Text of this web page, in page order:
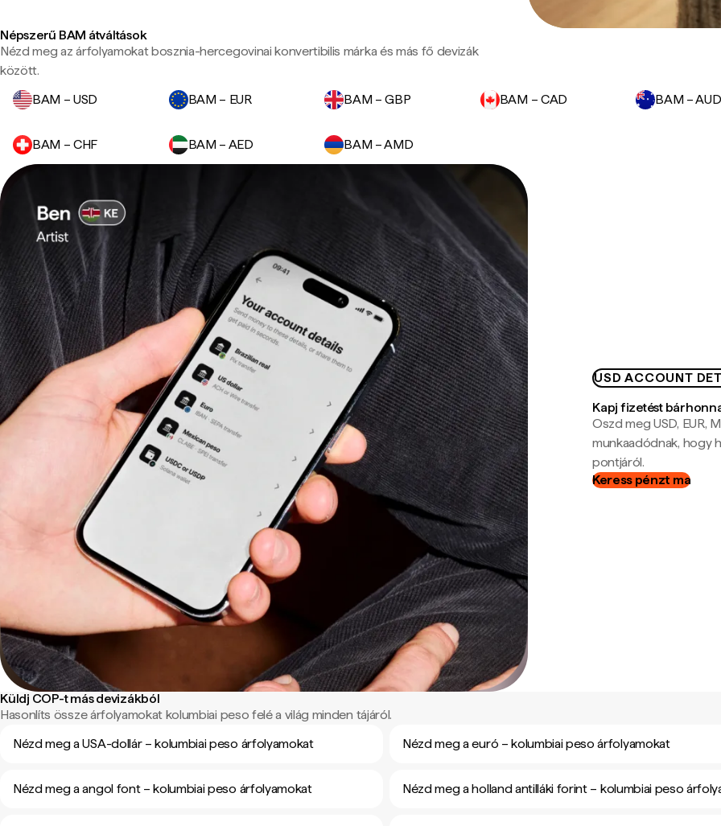
Népszerű BAM átváltások
Nézd meg az árfolyamokat bosznia-hercegovinai konvertibilis márka és más fő devizák
között.
BAM – USD
BAM – EUR BAM – GBP BAM – CAD BAM – AUD
BAM – CHF BAM – AED BAM – AMD
USD ACCOUNT
Kapj fizetést
Oszd meg USD, EUR,
munkaadódnak, hogy
pontjáról.
Keress pénzt ma
Küldj COP-t más devizákból
Hasonlíts össze árfolyamokat kolumbiai peso felé a világ minden tájáról.
Nézd meg a USA-dollár – kolumbiai peso árfolyamokat
Nézd meg a euró – kolumbiai peso árfolyamokat
Nézd meg a angol font – kolumbiai peso árfolyamokat Nézd meg a holland antilláki forint – kolumbiai peso